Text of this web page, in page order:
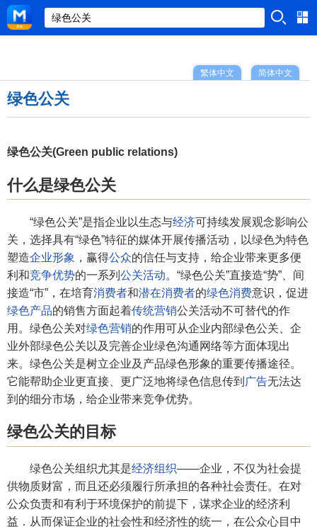
简体中文
繁体中文
绿色公关
绿色公关(Green public relations)
什么是绿色公关
“绿色公关”是指企业以生态与经济可持续发展观念影响公
关，选择具有“绿色”特征的媒体开展传播活动，以绿色为特色
塑造企业形象 ，赢得公众的信任与支持，给企业带来更多便
利和竞争优势的一系列 公关活动。“绿色公关”直接造“势”、间
接造“市”，在培育消费者和潜在消费者的绿色消费意识，促进
绿色产品的销售方面起着传统营销公关活动不可替代的作
用。绿色公关对绿色营销的作用可从企业内部绿色公关、企
业外部绿色公关以及完善企业绿色沟通网络等方面体现出
来。绿色公关是树立企业及产品绿色形象的重要传播途径。
它能帮助企业更直接、更广泛地将绿色信息传到 广告无法达
到的细分市场，给企业带来竞争优势。
绿色公关的目标
绿色公关组织尤其是经济组织——企业，不仅为社会提
供物质财富，而且还必须履行所承担的各种社会责任。在对
公众负责和有利于环境保护的前提下，谋求企业的经济利
益．从而保证企业的社会性和经济性的统一，在公众心目中